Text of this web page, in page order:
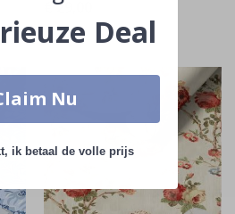
€ 29,00
Deal
Nu
ik betaal de volle prijs